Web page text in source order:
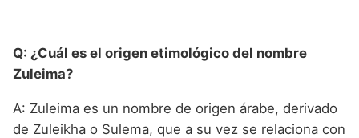
Q: ¿Cuál es el origen etimológico del nombre
Zuleima?
A: Zuleima es un nombre de origen árabe, derivado
de Zuleikha o Sulema, que a su vez se relaciona con